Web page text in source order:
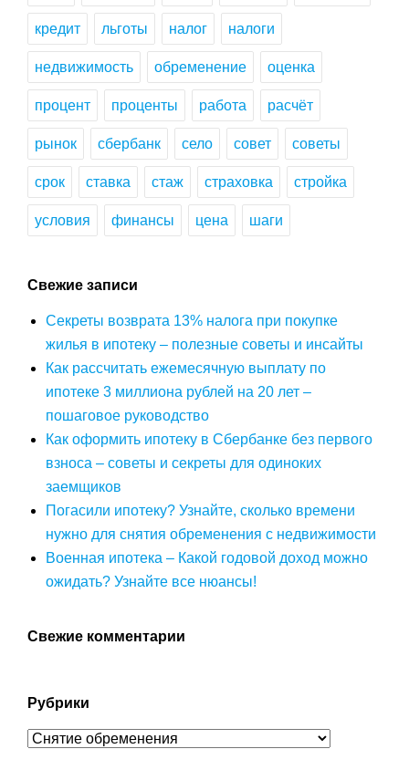
кредит льготы налог налоги
недвижимость обременение оценка
процент проценты работа расчёт
рынок сбербанк село совет советы
срок ставка стаж страховка стройка
условия финансы цена шаги
Свежие записи
Секреты возврата 13% налога при покупке
жилья в ипотеку – полезные советы и инсайты
Как рассчитать ежемесячную выплату по
ипотеке 3 миллиона рублей на 20 лет –
пошаговое руководство
Как оформить ипотеку в Сбербанке без первого
взноса – советы и секреты для одиноких
заемщиков
Погасили ипотеку? Узнайте, сколько времени
нужно для снятия обременения с недвижимости
Военная ипотека – Какой годовой доход можно
ожидать? Узнайте все нюансы!
Свежие комментарии
Рубрики
Рубрики